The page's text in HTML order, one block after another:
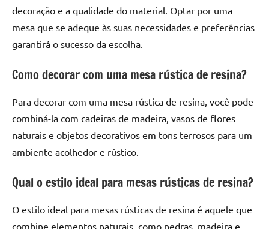
decoração e a qualidade do material. Optar por uma
mesa que se adeque às suas necessidades e preferências
garantirá o sucesso da escolha.
Como decorar com uma mesa rústica de resina?
Para decorar com uma mesa rústica de resina, você pode
combiná-la com cadeiras de madeira, vasos de flores
naturais e objetos decorativos em tons terrosos para um
ambiente acolhedor e rústico.
Qual o estilo ideal para mesas rústicas de resina?
O estilo ideal para mesas rústicas de resina é aquele que
combine elementos naturais, como pedras, madeira e